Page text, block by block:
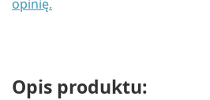
opinię.
Opis produktu: